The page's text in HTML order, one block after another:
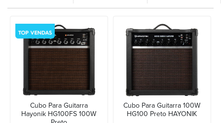
Cubo Para Guitarra
Hayonik HG100FS 100W
Cubo Para Guitarra 100W
HG100 Preto HAYONIK